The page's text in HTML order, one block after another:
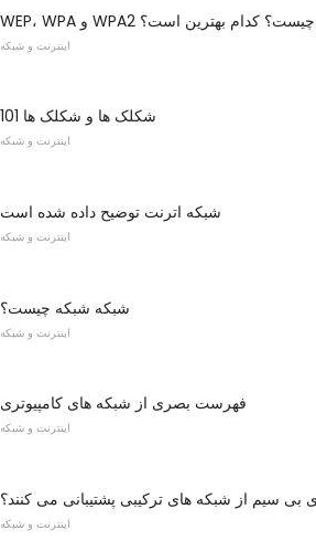
WEP، WPA و WPA2 چیست؟ کدام بهترین است؟
اینترنت و شبکه
شکلک ها و شکلک ها 101
اینترنت و شبکه
شبکه اترنت توضیح داده شده است
اینترنت و شبکه
شبکه شبکه چیست؟
اینترنت و شبکه
فهرست بصری از شبکه های کامپیوتری
اینترنت و شبکه
بی سیم از شبکه های ترکیبی پشتیبانی می کنند؟
اینترنت و شبکه